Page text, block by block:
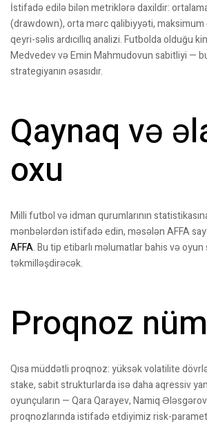
İstifadə edilə bilən metriklərə daxildir:
(drawdown), orta mərc qalibiyyəti, maksimum
qeyri-səlis ardıcıllıq analizi. Futbolda olduğu
Medvedev və Emin Mahmudovun sabitliyi —
strategiyanın əsasıdır.
Qaynaq və
oxu
Milli futbol və idman qurumlarının
mənbələrdən istifadə edin, məsələn AFFA
AFFA. Bu tip etibarlı məlumatlar bahis və oyun
təkmilləşdirəcək.
Proqnoz
Qısa müddətli proqnoz: yüksək volatilite
stake, sabit strukturlarda isə daha aqressiv
oyunçuların — Qara Qarayev, Namiq
proqnozlarında istifadə etdiyimiz risk-